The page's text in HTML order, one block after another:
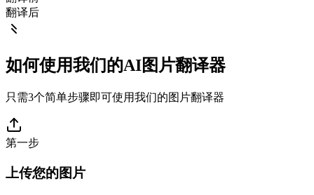
翻译后
如何使用我们的AI图片翻译器
只需3个简单步骤即可使用我们的图片翻译器
第一步
上传您的图片